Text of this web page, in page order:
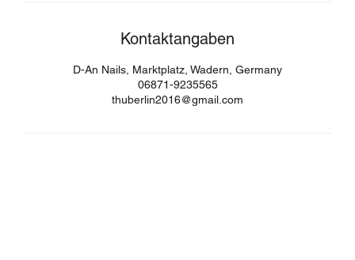
Kontaktangaben
D-An Nails, Marktplatz, Wadern, Germany
06871-9235565
thuberlin2016@gmail.com